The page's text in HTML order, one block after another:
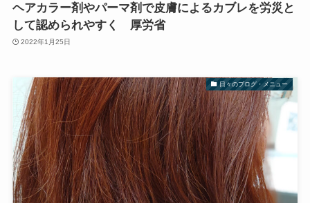
ヘアカラー剤やパーマ剤で皮膚によるカブレを労災と
して認められやすく 厚労省
2022年1月25日
日々のブログ・メニュー